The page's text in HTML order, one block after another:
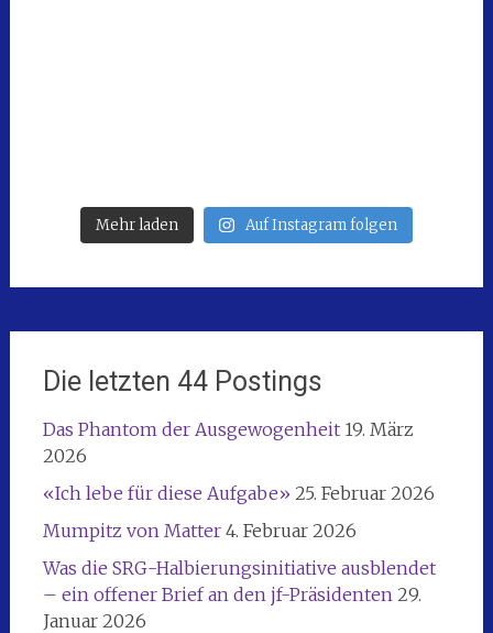
Mehr laden Auf Instagram folgen
Die letzten 44 Postings
Das Phantom der Ausgewogenheit 19. März
2026
«Ich lebe für diese Aufgabe» 25. Februar 2026
Mumpitz von Matter 4. Februar 2026
Was die SRG-Halbierungsinitiative ausblendet
– ein offener Brief an den jf-Präsidenten 29.
Januar 2026